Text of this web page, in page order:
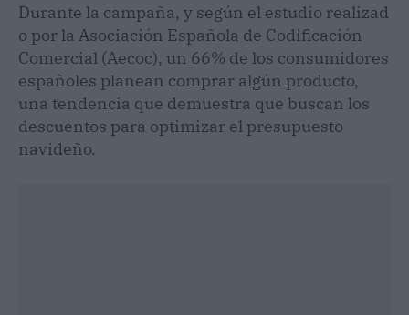
Durante la campaña, y según el estudio realizad
o por la Asociación Española de Codificación
Comercial (Aecoc), un 66% de los consumidores
españoles planean comprar algún producto,
una tendencia que demuestra que buscan los
descuentos para optimizar el presupuesto
navideño.